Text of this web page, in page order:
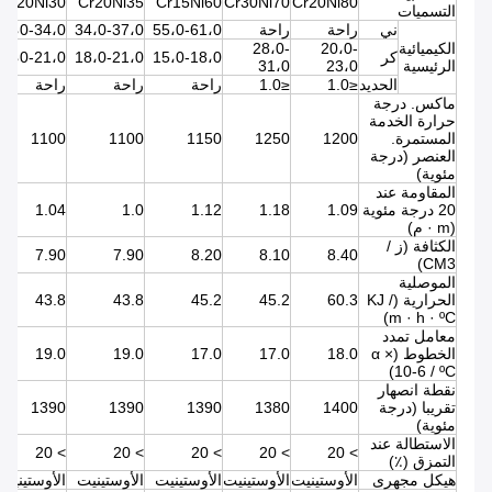
التسميات
الكيميائية
الرئيسية
ني راحة راحة 55،0-61،0 34،0-37،0 30،0-
كر
20،0-
23،0
28،0-
31،0
15،0-18،0 18،0-21،0 18،0-
الحديد≤1.0
≤1.0 راحة راحة
راحة
ماكس. درجة
حرارة الخدمة
المستمرة.
العنصر (درجة
مئوية)
1200
1250
1150
1100
1100
المقاومة عند
20 درجة مئوية
(m · م)
1.09
1.18
1.12
1.0
1.04
الكثافة (ز /
CM3)
8.40
8.10
8.20
7.90
7.90
الموصلية
الحرارية (KJ /
m · h · ºC)
60.3
45.2
45.2
43.8
43.8
معامل تمدد
الخطوط (α ×
10-6 / ºC)
18.0
17.0
17.0
19.0
19.0
نقطة انصهار
تقريبا (درجة
مئوية)
1400
1380
1390
1390
1390
الاستطالة عند
التمزق (٪)
> 20
> 20
> 20
> 20
> 20
هيكل مجهرى
الأوستينيتالأوستينيتالأوستينيت الأوستينيت
الأوستينيت